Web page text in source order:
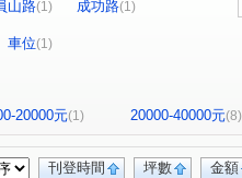
山路(1) 成功路(1)
(1)
車位(1)
20000元(1) 20000-40000元(8)
金額
坪數
刊登時間